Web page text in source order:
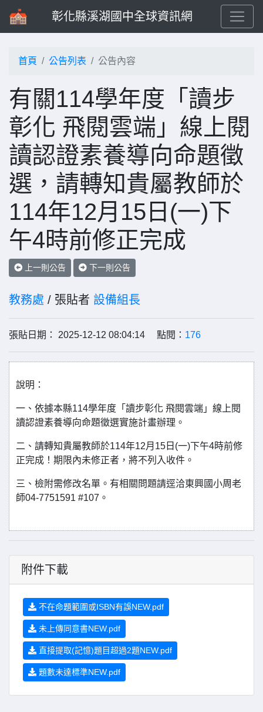
彰化縣溪湖國中全球資訊網
首頁 公告列表 公告內容
有關114學年度「讀步
彰化 飛閱雲端」線上閱
讀認證素養導向命題徵
選，請轉知貴屬教師於
114年12月15日(一)下
午4時前修正完成
上一則公告 下一則公告
教務處 / 張貼者 設備組長
張貼日期： 2025-12-12 08:04:14 點閱： 176
說明：
一、依據本縣114學年度「讀步彰化 飛閱雲端」線上閱
讀認證素養導向命題徵選實施計畫辦理。
二、請轉知貴屬教師於114年12月15日(一)下午4時前修
正完成！期限內未修正者，將不列入收件。
三、檢附需修改名單。有相關問題請逕洽東興國小周老
師04-7751591 #107。
附件下載
不在命題範圍或ISBN有誤NEW.pdf
未上傳同意書NEW.pdf
直接提取(記憶)題目超過2題NEW.pdf
題數未達標準NEW.pdf